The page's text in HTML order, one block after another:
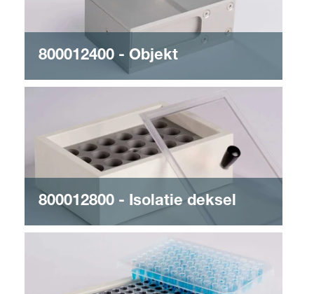
800012400 - Objekt
800012800 - Isolatie deksel